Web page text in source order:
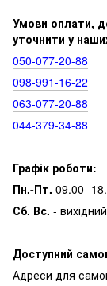
Умови оплати,
уточнити у
050‑077‑20‑88
098‑991‑16‑22
063‑077‑20‑88
044‑379‑34‑88
Графік роботи:
Пн.-Пт. 09.00 -
Сб. Вс. - вихідний
Доступний
Адреси для